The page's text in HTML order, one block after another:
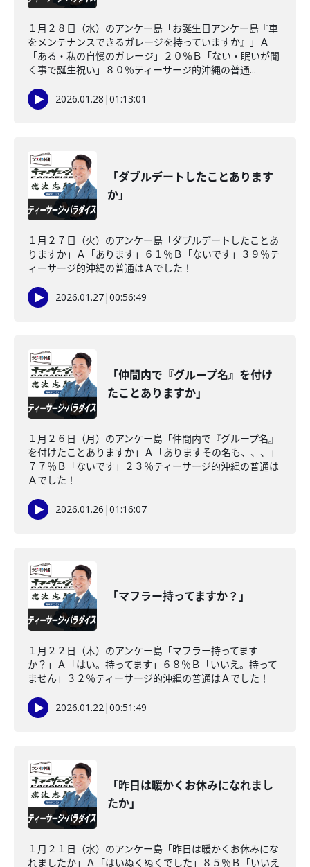
１月２８日（水）のアンケー島「お誕生日アンケー島『車
をメンテナンスできるガレージを持っていますか』」Ａ
「ある・私の自慢のガレージ」２０％Ｂ「ない・眠いが聞
く事で誕生祝い」８０％ティーサージ的沖縄の普通...
2026.01.28 |01:13:01
「ダブルデートしたことあります
か」
１月２７日（火）のアンケー島「ダブルデートしたことあ
りますか」Ａ「あります」６１％Ｂ「ないです」３９％テ
ィーサージ的沖縄の普通はＡでした！
2026.01.27|00:56:49
「仲間内で『グループ名』を付け
たことありますか」
１月２６日（月）のアンケー島「仲間内で『グループ名』
を付けたことありますか」Ａ「ありますその名も、、、」
７７％Ｂ「ないです」２３％ティーサージ的沖縄の普通は
Ａでした！
2026.01.26 |01:16:07
「マフラー持ってますか？」
１月２２日（木）のアンケー島「マフラー持ってます
か？」Ａ「はい。持ってます」６８％Ｂ「いいえ。持って
ません」３２％ティーサージ的沖縄の普通はＡでした！
2026.01.22|00:51:49
「昨日は暖かくお休みになれまし
たか」
１月２１日（水）のアンケー島「昨日は暖かくお休みにな
れましたか」Ａ「はいぬくぬくでした」８５％Ｂ「いいえ